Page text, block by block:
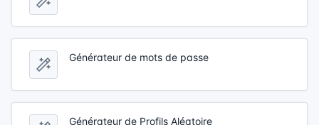
Générateur de mots de passe
Générateur de Profils Aléatoire